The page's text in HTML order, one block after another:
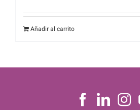
Añadir al carrito